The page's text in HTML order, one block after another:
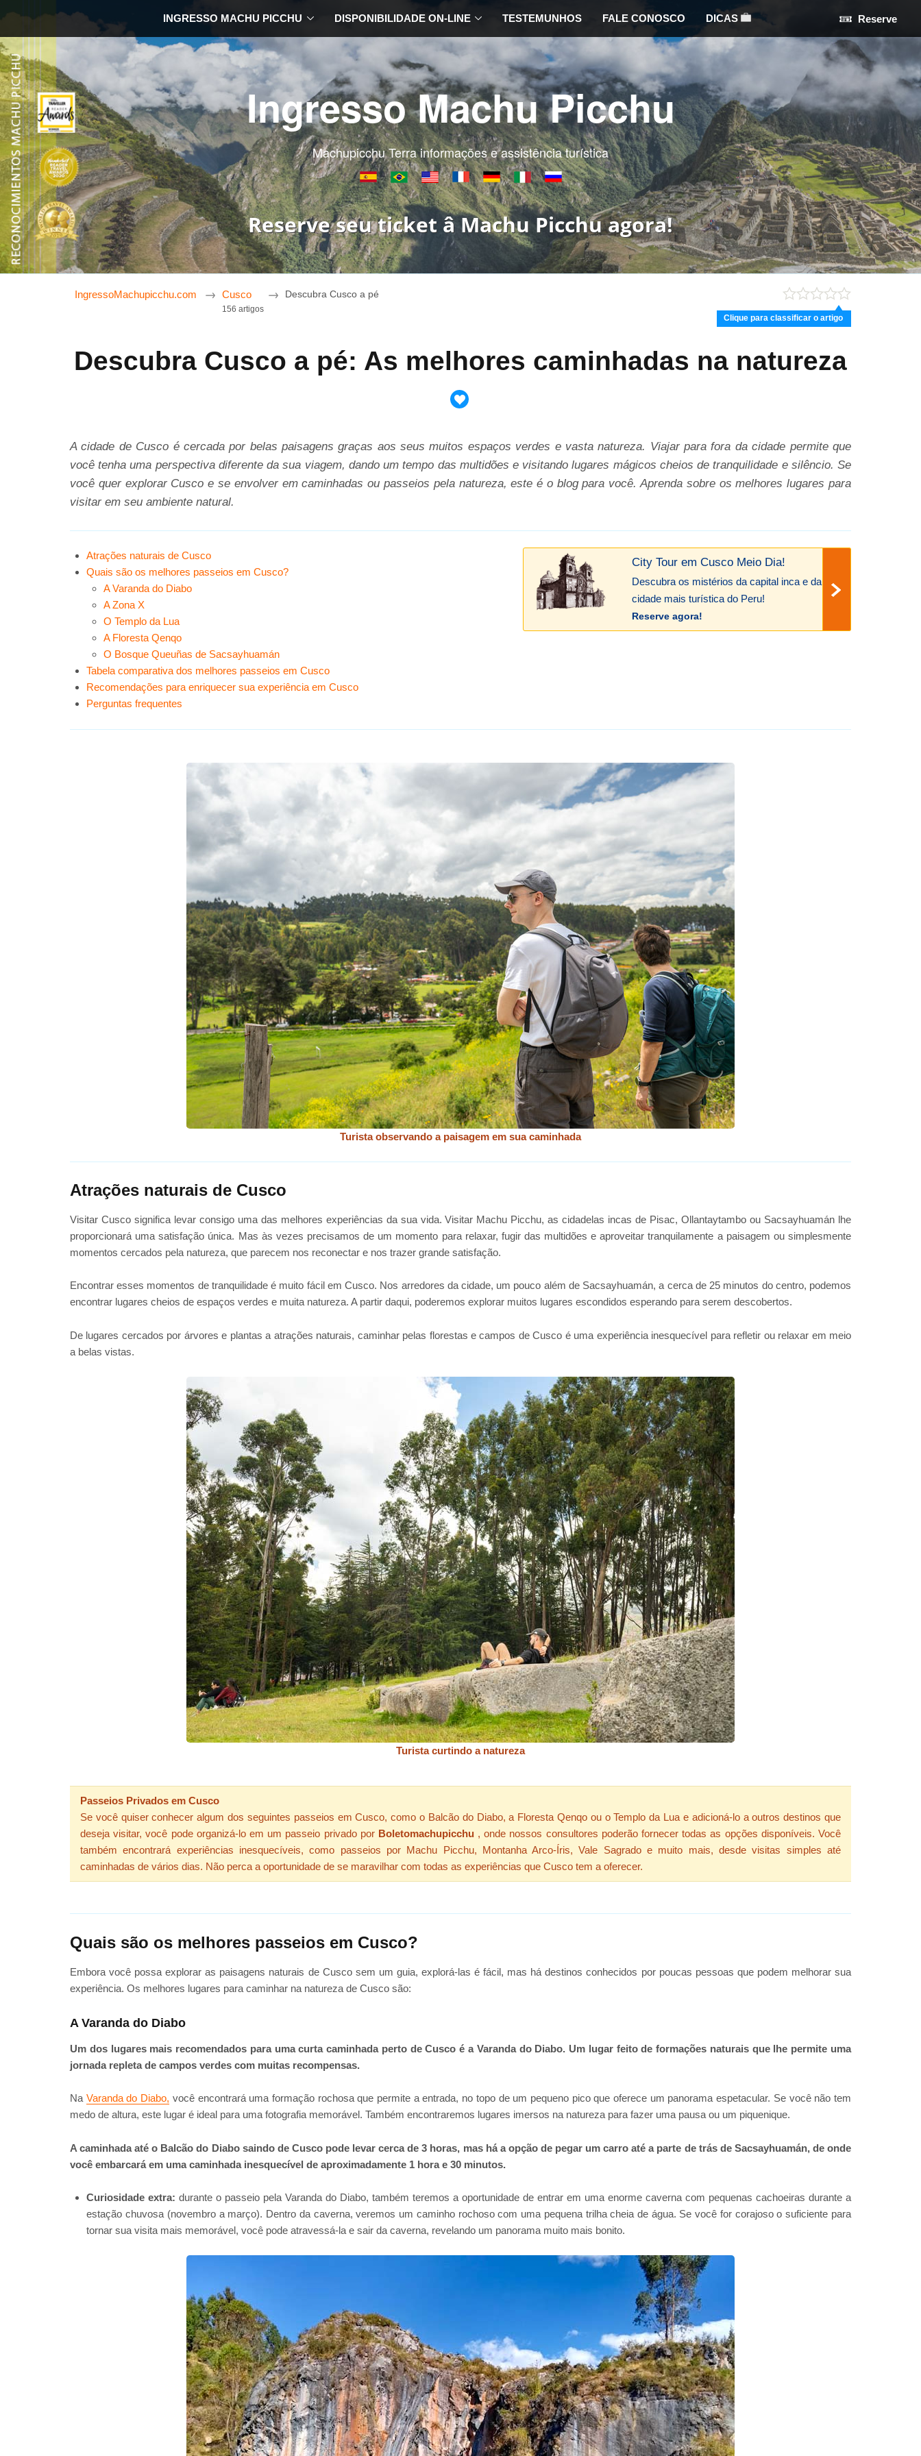
INGRESSO MACHU PICCHU DISPONIBILIDADE ON-LINE TESTEMUNHOS FALE CONOSCO DICAS Reserve
Ingresso Machu Picchu
Machupicchu Terra informações e assistência turística
Reserve seu ticket â Machu Picchu agora!
IngressoMachupicchu.com Cusco
156 artigos
Descubra Cusco a pé
Clique para classificar o artigo
Descubra Cusco a pé: As melhores caminhadas na natureza
A cidade de Cusco é cercada por belas paisagens graças aos seus muitos espaços verdes e vasta natureza. Viajar para fora da cidade permite que
você tenha uma perspectiva diferente da sua viagem, dando um tempo das multidões e visitando lugares mágicos cheios de tranquilidade e silêncio. Se
você quer explorar Cusco e se envolver em caminhadas ou passeios pela natureza, este é o blog para você. Aprenda sobre os melhores lugares para
visitar em seu ambiente natural.
City Tour em Cusco Meio Dia!
Descubra os mistérios da capital inca e da
cidade mais turística do Peru!
Reserve agora!
Atrações naturais de Cusco
Quais são os melhores passeios em Cusco?
A Varanda do Diabo
A Zona X
O Templo da Lua
A Floresta Qenqo
O Bosque Queuñas de Sacsayhuamán
Tabela comparativa dos melhores passeios em Cusco
Recomendações para enriquecer sua experiência em Cusco
Perguntas frequentes
Turista observando a paisagem em sua caminhada
Atrações naturais de Cusco
Visitar Cusco significa levar consigo uma das melhores experiências da sua vida. Visitar Machu Picchu, as cidadelas incas de Pisac, Ollantaytambo ou Sacsayhuamán lhe
proporcionará uma satisfação única. Mas às vezes precisamos de um momento para relaxar, fugir das multidões e aproveitar tranquilamente a paisagem ou simplesmente
momentos cercados pela natureza, que parecem nos reconectar e nos trazer grande satisfação.
Encontrar esses momentos de tranquilidade é muito fácil em Cusco. Nos arredores da cidade, um pouco além de Sacsayhuamán, a cerca de 25 minutos do centro, podemos
encontrar lugares cheios de espaços verdes e muita natureza. A partir daqui, poderemos explorar muitos lugares escondidos esperando para serem descobertos.
De lugares cercados por árvores e plantas a atrações naturais, caminhar pelas florestas e campos de Cusco é uma experiência inesquecível para refletir ou relaxar em meio
a belas vistas.
Turista curtindo a natureza
Passeios Privados em Cusco
Se você quiser conhecer algum dos seguintes passeios em Cusco, como o Balcão do Diabo, a Floresta Qenqo ou o Templo da Lua e adicioná-lo a outros destinos que
deseja visitar, você pode organizá-lo em um passeio privado por Boletomachupicchu , onde nossos consultores poderão fornecer todas as opções disponíveis. Você
também encontrará experiências inesquecíveis, como passeios por Machu Picchu, Montanha Arco-Íris, Vale Sagrado e muito mais, desde visitas simples até
caminhadas de vários dias. Não perca a oportunidade de se maravilhar com todas as experiências que Cusco tem a oferecer.
Quais são os melhores passeios em Cusco?
Embora você possa explorar as paisagens naturais de Cusco sem um guia, explorá-las é fácil, mas há destinos conhecidos por poucas pessoas que podem melhorar sua
experiência. Os melhores lugares para caminhar na natureza de Cusco são:
A Varanda do Diabo
Um dos lugares mais recomendados para uma curta caminhada perto de Cusco é a Varanda do Diabo. Um lugar feito de formações naturais que lhe permite uma
jornada repleta de campos verdes com muitas recompensas.
Na Varanda do Diabo, você encontrará uma formação rochosa que permite a entrada, no topo de um pequeno pico que oferece um panorama espetacular. Se você não tem
medo de altura, este lugar é ideal para uma fotografia memorável. Também encontraremos lugares imersos na natureza para fazer uma pausa ou um piquenique.
A caminhada até o Balcão do Diabo saindo de Cusco pode levar cerca de 3 horas, mas há a opção de pegar um carro até a parte de trás de Sacsayhuamán, de onde
você embarcará em uma caminhada inesquecível de aproximadamente 1 hora e 30 minutos.
Curiosidade extra: durante o passeio pela Varanda do Diabo, também teremos a oportunidade de entrar em uma enorme caverna com pequenas cachoeiras durante a
estação chuvosa (novembro a março). Dentro da caverna, veremos um caminho rochoso com uma pequena trilha cheia de água. Se você for corajoso o suficiente para
tornar sua visita mais memorável, você pode atravessá-la e sair da caverna, revelando um panorama muito mais bonito.